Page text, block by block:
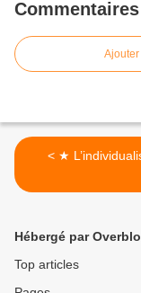
Commentaires
< ★
Hébergé par
Top articles